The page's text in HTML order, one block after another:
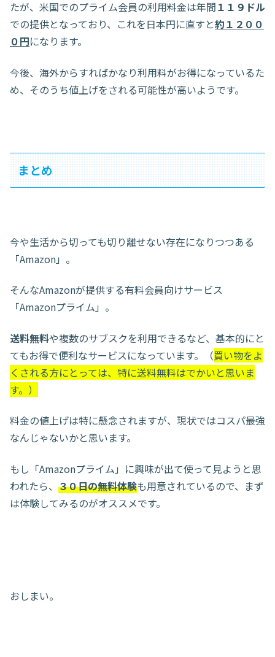
たが、米国でのプライム会員の利用料金は年間１１９ドル
での提供となっており、これを日本円に直すと約１２００
０円になります。
今後、海外からすればかなり利用料がお得になっているた
め、そのうち値上げをされる可能性が高いようです。
まとめ
今や生活から切っても切り離せない存在になりつつある
「Amazon」。
そんなAmazonが提供する有料会員向けサービス
「Amazonプライム」。
送料無料や複数のサブスクを利用できるなど、基本的にと
てもお得で便利なサービスになっています。（買い物をよ
くされる方にとっては、特に送料無料はでかいと思いま
す。）
料金の値上げは特に懸念されますが、現状ではコスパ最強
なんじゃないかと思います。
もし「Amazonプライム」に興味が出て使って見ようと思
われたら、 ３０日の無料体験も用意されているので、まず
は体験してみるのがオススメです。
おしまい。